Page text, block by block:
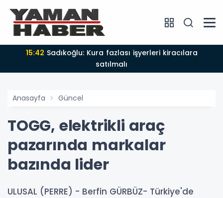
15:42
satılmalı
Anasayfa Güncel
TOGG, elektrikli araç
pazarında markalar
bazında lider
ULUSAL (PERRE) - Berfin GÜRBÜZ- Türkiye'de